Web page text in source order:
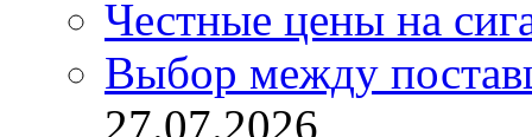
Честные цены на
Выбор между
27.07.2026